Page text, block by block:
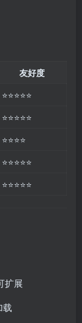
友好度
⭐⭐⭐⭐⭐
⭐⭐⭐⭐⭐
⭐⭐⭐⭐
⭐⭐⭐⭐⭐
⭐⭐⭐⭐⭐
扩展
载